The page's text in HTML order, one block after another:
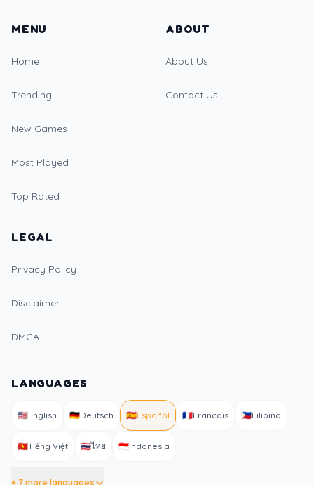
MENU
Home
Trending
New Games
Most Played
Top Rated
ABOUT
About Us
Contact Us
LEGAL
Privacy Policy
Disclaimer
DMCA
LANGUAGES
🇺🇸English 🇩🇪Deutsch 🇪🇸Español 🇫🇷Français 🇵🇭Filipino
🇻🇳Tiếng Việt 🇹🇭ไทย 🇮🇩Indonesia
+ 7 more languages